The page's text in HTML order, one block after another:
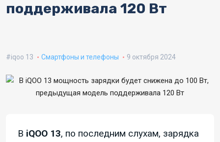
поддерживала 120 Вт
iqoo 13 Смартфоны и телефоны 9 октября 2024
В iQOO 13, по последним слухам, зарядка